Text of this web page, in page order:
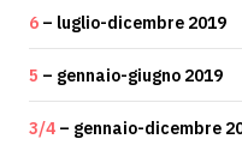
6 – luglio-dicembre 2019
5 – gennaio-giugno 2019
3/4 – gennaio-dicembre